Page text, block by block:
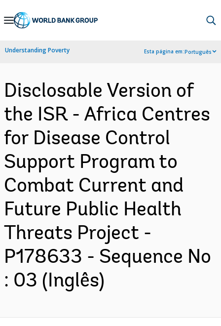
Skip
Navigation
Understanding Poverty Esta página em:Português
Disclosable Version of
the ISR - Africa Centres
for Disease Control
Support Program to
Combat Current and
Future Public Health
Threats Project -
P178633 - Sequence No
: 03 (Inglês)